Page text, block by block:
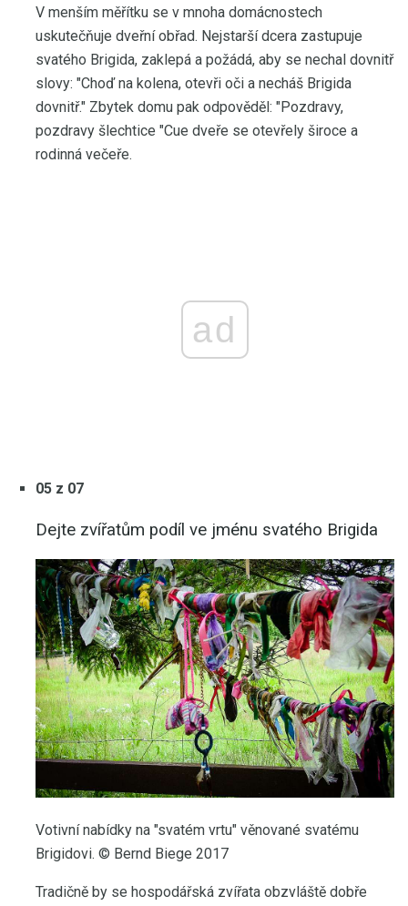
V menším měřítku se v mnoha domácnostech
uskutečňuje dveřní obřad. Nejstarší dcera zastupuje
svatého Brigida, zaklepá a požádá, aby se nechal dovnitř
slovy: "Choď na kolena, otevři oči a necháš Brigida
dovnitř." Zbytek domu pak odpověděl: "Pozdravy,
pozdravy šlechtice "Cue dveře se otevřely široce a
rodinná večeře.
ad
05 z 07
Dejte zvířatům podíl ve jménu svatého Brigida
Votivní nabídky na "svatém vrtu" věnované svatému
Brigidovi. © Bernd Biege 2017
Tradičně by se hospodářská zvířata obzvláště dobře